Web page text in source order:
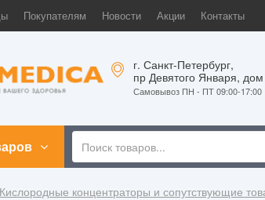
Покупателям Новости Акции Контакты
г. Санкт-Петербург,
пр Девятого Января,
Самовывоз ПН - ПТ 09:00-17:00
Кислородные концентраторы и сопутствующие